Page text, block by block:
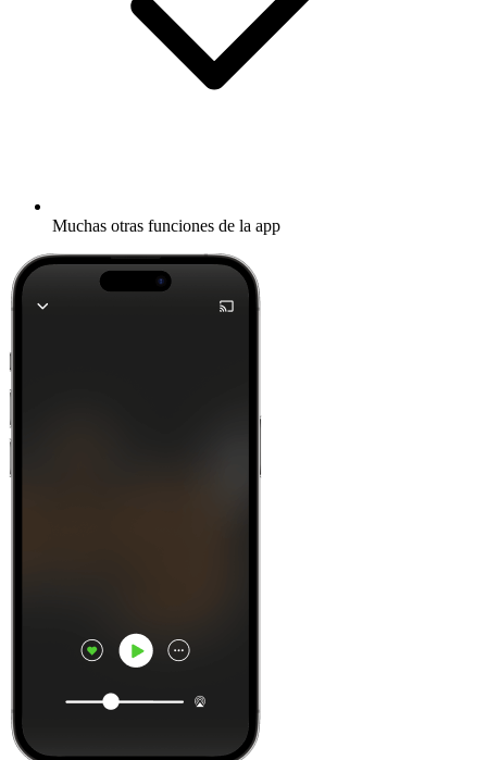
Muchas otras funciones de la app